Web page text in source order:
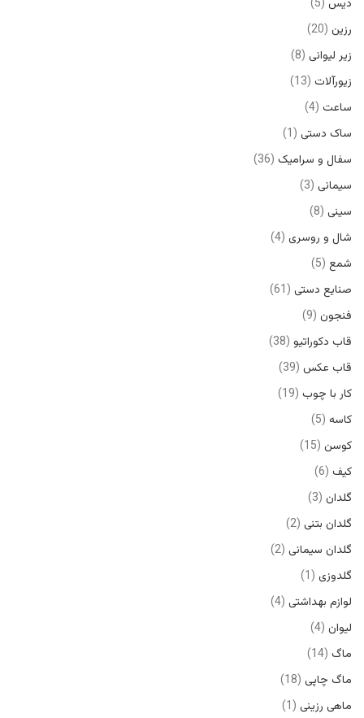
دیس 5
رزین 20
زیر لیوانی 8
زیورآلات 13
ساعت 4
ساک دستی 1
سفال و سرامیک 36
سیمانی 3
سینی 8
شال و روسری 4
شمع 5
صنایع دستی 61
فنجون 9
قاب دکوراتیو 38
قاب عکس 39
کار با چوب 19
کاسه 5
کوسن 15
کیف 6
گلدان 3
گلدان بتنی 2
گلدان سیمانی 2
گلدوزی 1
لوازم بهداشتی 4
لیوان 4
ماگ 14
ماگ چاپی 18
ماهی رزینی 1